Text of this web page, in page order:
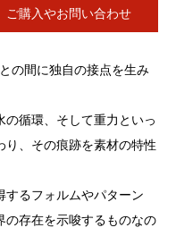
ご購入やお問い合わせ
の間に独自の接点を生み
循環、そして重力といっ
り、その痕跡を素材の特性
するフォルムやパターン
の存在を示唆するものなの